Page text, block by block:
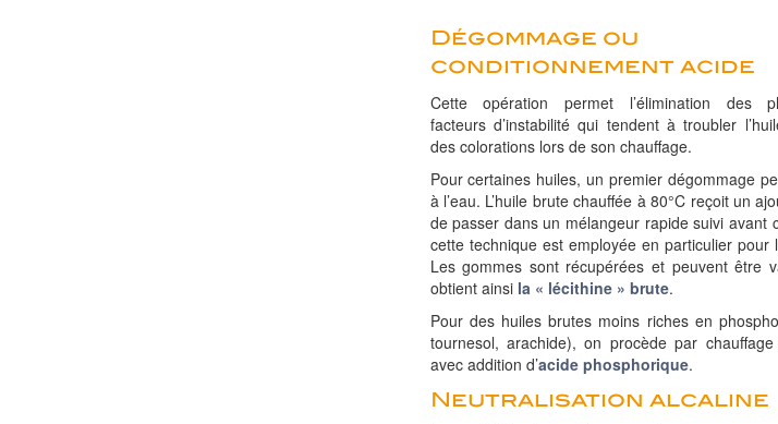
Dégommage ou
conditionnement acide
Cette opération permet l’élimination des
facteurs d’instabilité qui tendent à troubler
des colorations lors de son chauffage.
Pour certaines huiles, un premier dégommage
à l’eau. L’huile brute chauffée à 80°C reçoit un
de passer dans un mélangeur rapide suivi avant
cette technique est employée en particulier pour
Les gommes sont récupérées et peuvent être
obtient ainsi la « lécithine » brute.
Pour des huiles brutes moins riches en
tournesol, arachide), on procède par
avec addition d’acide phosphorique.
Neutralisation alcaline